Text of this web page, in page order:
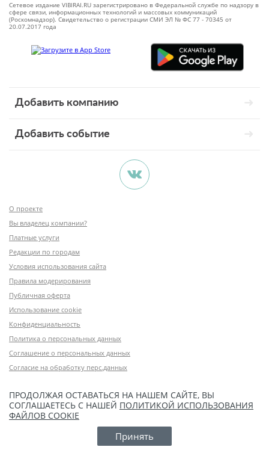
Сетевое издание VIBIRAI.RU зарегистрировано в Федеральной службе по надзору в
сфере связи, информационных технологий и массовых коммуникаций
(Роскомнадзор). Свидетельство о регистрации СМИ ЭЛ № ФС 77 - 70345 от
20.07.2017 года
Добавить компанию
Добавить событие
О проекте
Вы владелец компании?
Платные услуги
Редакции по городам
Условия использования сайта
Правила модерирования
Публичная оферта
Использование cookie
Конфиденциальность
Политика о персональных данных
Соглашение о персональных данных
Согласие на обработку перс.данных
ПРОДОЛЖАЯ ОСТАВАТЬСЯ НА НАШЕМ САЙТЕ, ВЫ
СОГЛАШАЕТЕСЬ С НАШЕЙ ПОЛИТИКОЙ ИСПОЛЬЗОВАНИЯ
ФАЙЛОВ COOKIE
Принять